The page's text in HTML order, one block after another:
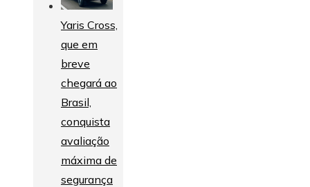
Yaris Cross,
que em
breve
chegará ao
Brasil,
conquista
avaliação
máxima de
segurança